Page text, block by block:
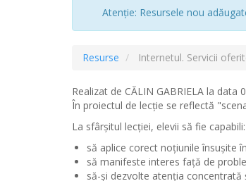
Atenție: Resursele nou
Resurse Internetul. Servicii
Realizat de CĂLIN GABRIELA la data
În proiectul de lecție se reflectă
La sfârșitul lecției, elevii să fie capabili:
să aplice corect noţiunile însuşite
să manifeste interes faţă de
să-şi dezvolte atenţia concentrată